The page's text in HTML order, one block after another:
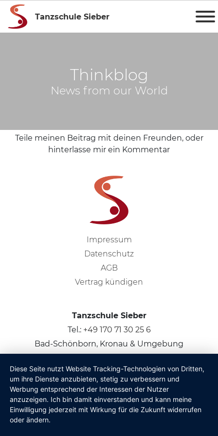
Tanzschule Sieber
Thinkblog
News from our World
Teile meinen Beitrag mit deinen Freunden, oder
hinterlasse mir ein Kommentar
Diese Seite nutzt Website Tracking-Technologien von Dritten,
um ihre Dienste anzubieten, stetig zu verbessern und
Werbung entsprechend der Interessen der Nutzer
anzuzeigen. Ich bin damit einverstanden und kann meine
Einwilligung jederzeit mit Wirkung für die Zukunft widerrufen
oder ändern.
Impressum
Datenschutz
AGB
Vertrag kündigen
Tanzschule Sieber
Tel.: +49 170 71 30 25 6
Bad-Schönborn, Kronau & Umgebung
© 2026 Claus Sieber